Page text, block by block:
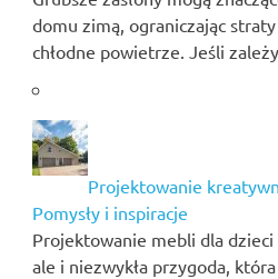
domu zimą, ograniczając
chłodne powietrze. Jeśli
Projektowanie
Pomysły i inspiracje
Projektowanie mebli dla
ale i niezwykła przygoda,